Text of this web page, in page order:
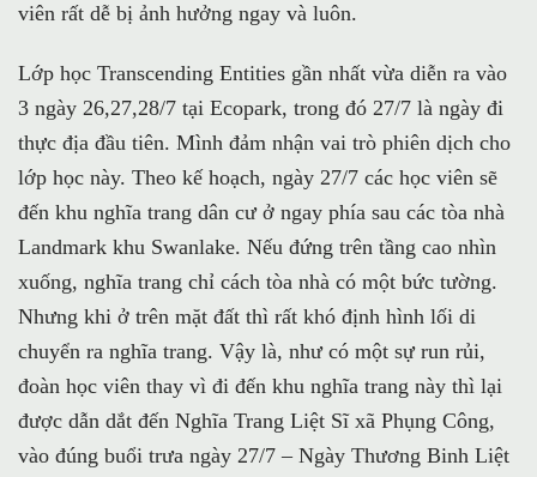
viên rất dễ bị ảnh hưởng ngay và luôn.
Lớp học Transcending Entities gần nhất vừa diễn ra vào
3 ngày 26,27,28/7 tại Ecopark, trong đó 27/7 là ngày đi
thực địa đầu tiên. Mình đảm nhận vai trò phiên dịch cho
lớp học này. Theo kế hoạch, ngày 27/7 các học viên sẽ
đến khu nghĩa trang dân cư ở ngay phía sau các tòa nhà
Landmark khu Swanlake. Nếu đứng trên tầng cao nhìn
xuống, nghĩa trang chỉ cách tòa nhà có một bức tường.
Nhưng khi ở trên mặt đất thì rất khó định hình lối di
chuyển ra nghĩa trang. Vậy là, như có một sự run rủi,
đoàn học viên thay vì đi đến khu nghĩa trang này thì lại
được dẫn dắt đến Nghĩa Trang Liệt Sĩ xã Phụng Công,
vào đúng buổi trưa ngày 27/7 – Ngày Thương Binh Liệt